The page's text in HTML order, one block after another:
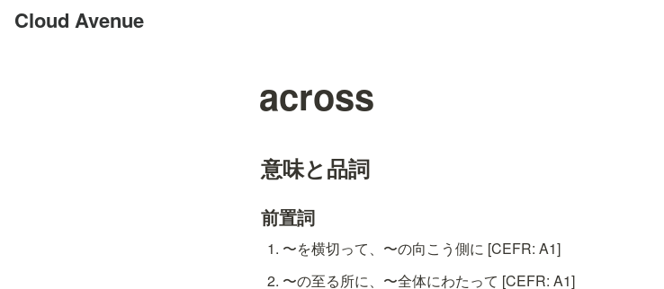
Cloud Avenue
across
意味と品詞
前置詞
〜を横切って、〜の向こう側に [CEFR: A1]
〜の至る所に、〜全体にわたって [CEFR: A1]